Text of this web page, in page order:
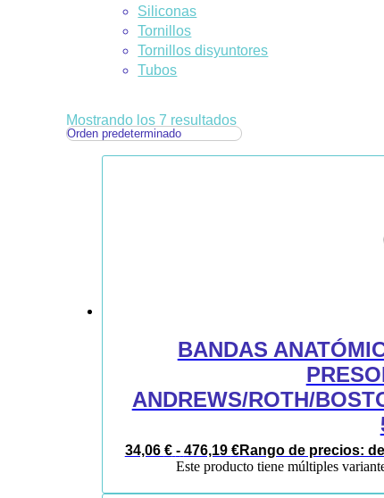
Siliconas
Tornillos
Tornillos disyuntores
Tubos
Mostrando los 7 resultados
BANDAS
ANDREWS/ROTH/
34,06 € - 476,19 €Rango de precios:
Este producto tiene múltiples